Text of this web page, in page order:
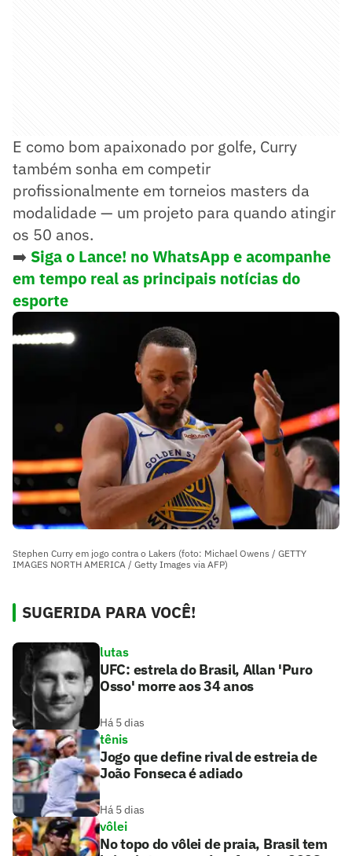
E como bom apaixonado por golfe, Curry
também sonha em competir
profissionalmente em torneios masters da
modalidade — um projeto para quando atingir
os 50 anos.
➡️ Siga o Lance! no WhatsApp e acompanhe
em tempo real as principais notícias do
esporte
Stephen Curry em jogo contra o Lakers (foto: Michael Owens / GETTY
IMAGES NORTH AMERICA / Getty Images via AFP)
SUGERIDA PARA VOCÊ!
lutas
UFC: estrela do Brasil, Allan 'Puro
Osso' morre aos 34 anos
Há 5 dias
tênis
Jogo que define rival de estreia de
João Fonseca é adiado
Há 5 dias
vôlei
No topo do vôlei de praia, Brasil tem